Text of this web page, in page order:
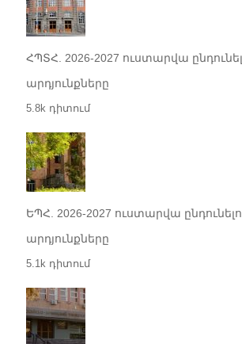
ՀՊՏՀ. 2026-2027 ուստարվա
արդյունքները
5.8k դիտում
ԵՊՀ. 2026-2027 ուստարվա
արդյունքները
5.1k դիտում